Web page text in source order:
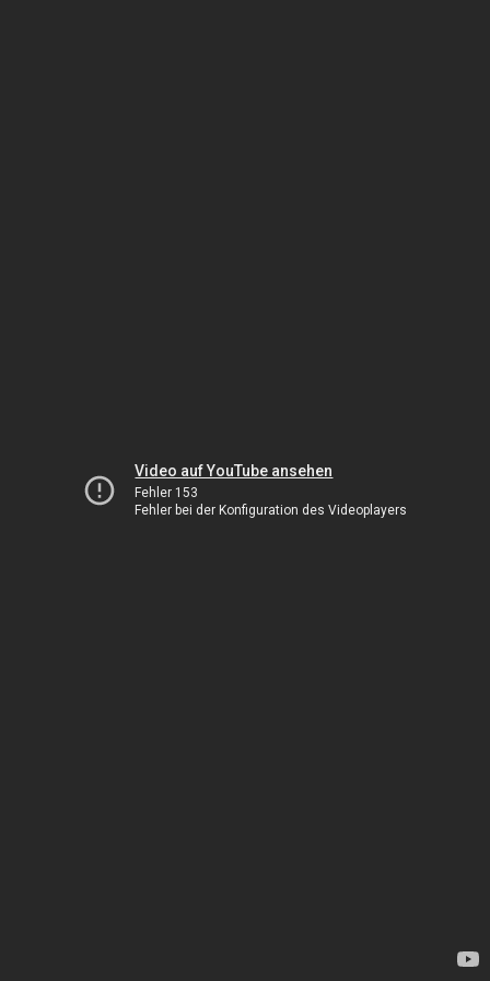
Video auf YouTube ansehen
Fehler 153
Fehler bei der Konfiguration des Videoplayers